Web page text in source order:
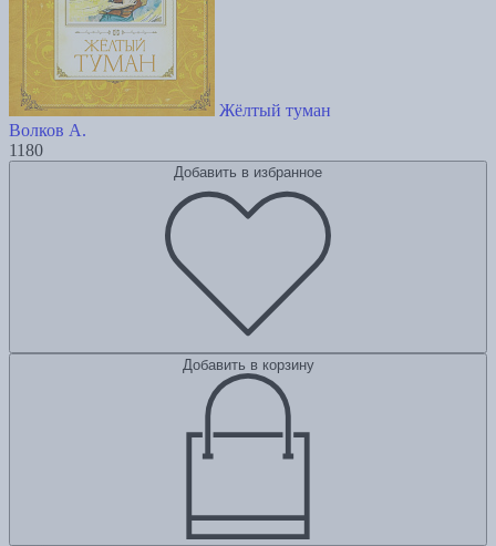
Жёлтый туман
Волков А.
1180
Добавить в избранное
Добавить в корзину